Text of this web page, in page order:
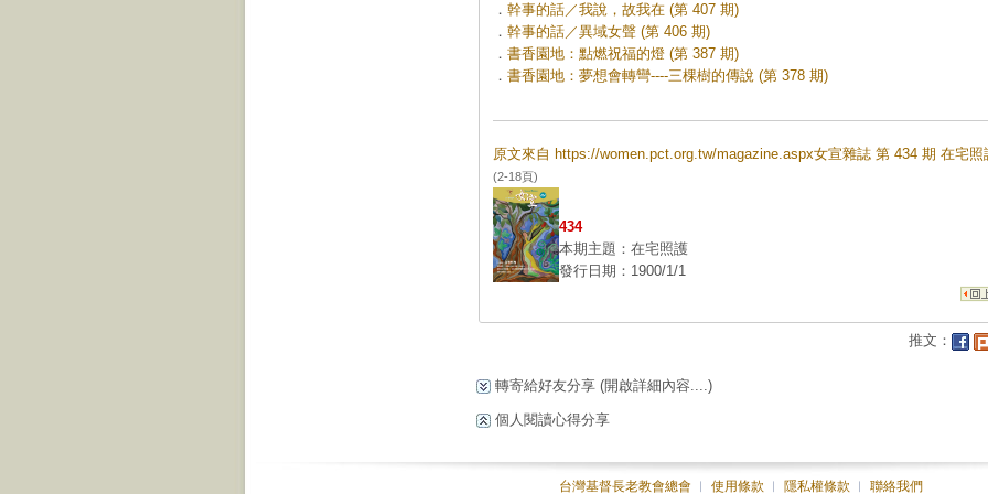
． 幹事的話／我說，故我在 (第 407 期)
． 幹事的話／異域女聲 (第 406 期)
． 書香園地：點燃祝福的燈 (第 387 期)
． 書香園地：夢想會轉彎----三棵樹的傳說 (第 378 期)
原文來自 https://women.pct.org.tw/magazine.aspx女宣雜誌 第 434 期 在宅照
(2-18頁)
434
本期主題：在宅照護
發行日期：1900/1/1
推文：
轉寄給好友分享 (開啟詳細內容....)
個人閱讀心得分享
台灣基督長老教會總會 ︱ 使用條款 ︱ 隱私權條款 ︱ 聯絡我們